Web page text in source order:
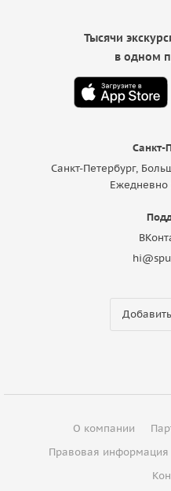
Санкт-
Санкт-Петербург,
Тысячи
в одном
О компании
Правовая информация